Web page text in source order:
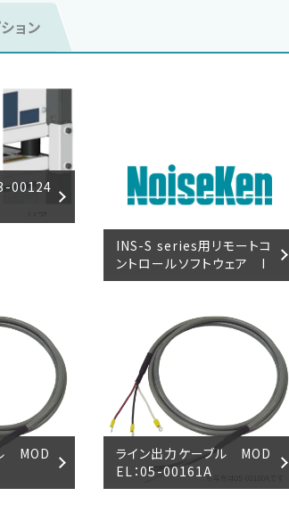
00124
INS-S series用リモートコ
ントロールソフトウェア I
NS series RemoteW M
MOD
ライン出力ケーブル MOD
EL：05-00161A
ョン